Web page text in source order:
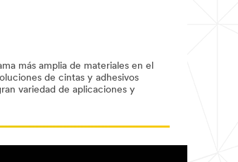
más amplia de materiales en el
de cintas y adhesivos
variedad de aplicaciones y